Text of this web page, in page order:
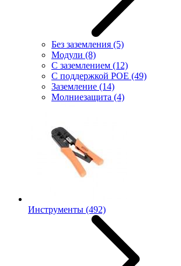
Без заземления (5)
Модули (8)
С заземлением (12)
С поддержкой POE (49)
Заземление (14)
Молниезащита (4)
Инструменты (492)